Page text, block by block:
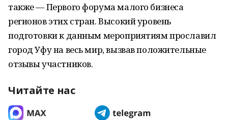
также — Первого форума малого бизнеса
регионов этих стран. Высокий уровень
подготовки к данным мероприятиям прославил
город Уфу на весь мир, вызвав положительные
отзывы участников.
Читайте нас